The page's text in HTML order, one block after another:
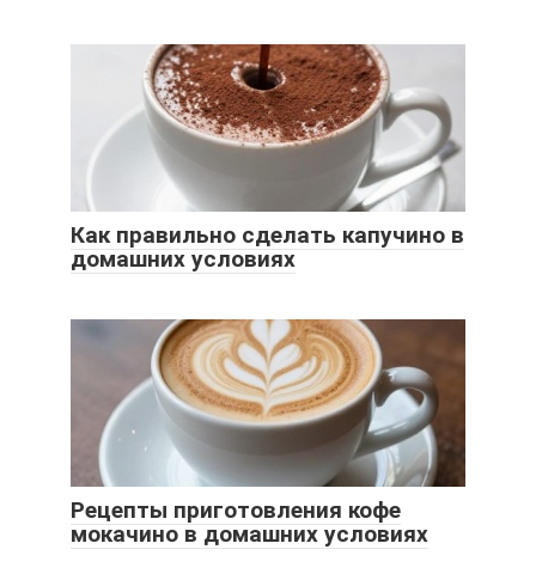
Как правильно сделать капучино в
домашних условиях
Рецепты приготовления кофе
мокачино в домашних условиях